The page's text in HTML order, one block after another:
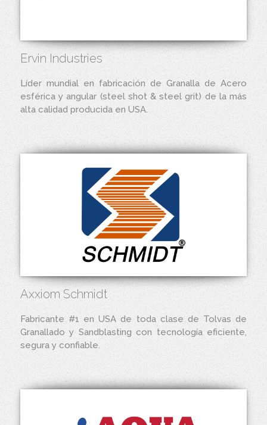
Ervin Industries
Líder mundial en fabricación de Granalla de Acero
esférica y angular (steel shot & steel grit) de la más
alta calidad producida en USA.
Axxiom Schmidt
Fabricante #1 en USA de toda clase de Tolvas de
Granallado y Sandblasting con tecnología eficiente,
segura y confiable.